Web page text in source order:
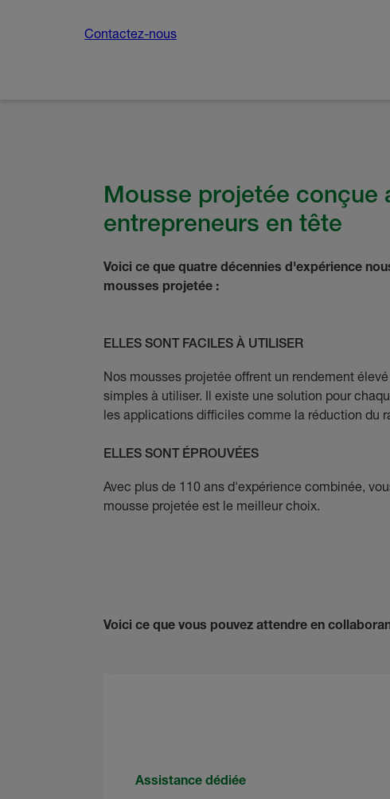
Contactez-nous
Mousse projetée conçue
entrepreneurs en tête
Voici ce que quatre décennies d'expérience
mousses projetée :
ELLES SONT FACILES À UTILISER
Nos mousses projetée offrent un rendement
simples à utiliser. Il existe une solution pour
les applications difficiles comme la réduction du
ELLES SONT ÉPROUVÉES
Avec plus de 110 ans d'expérience combinée,
mousse projetée est le meilleur choix.
Voici ce que vous pouvez attendre en
Assistance dédiée